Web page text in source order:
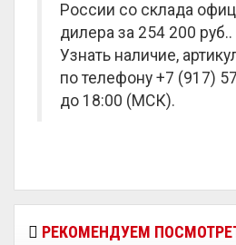
России со склада
дилера за 254 200 руб..
Узнать наличие,
по телефону +7 (917)
до 18:00 (МСК).
РЕКОМЕНДУЕМ